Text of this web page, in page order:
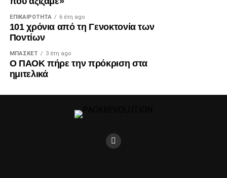
ΕΠΙΚΑΙΡΌΤΗΤΑ 6 έτη ago
101 χρόνια από τη Γενοκτονία των
Ποντίων
ΜΠΆΣΚΕΤ 3 έτη ago
Ο ΠΑΟΚ πήρε την πρόκριση στα
ημιτελικά